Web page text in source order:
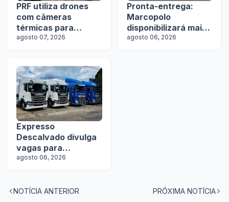
PRF utiliza drones
com câmeras
térmicas para
fiscalizar freios de
agosto 07, 2026
Pronta-entrega:
Marcopolo
disponibilizará mais
de 100 ônibus para
agosto 06, 2026
Expresso
Descalvado divulga
vagas para
motoristas
agosto 06, 2026
NOTÍCIA ANTERIOR PRÓXIMA NOTÍCIA